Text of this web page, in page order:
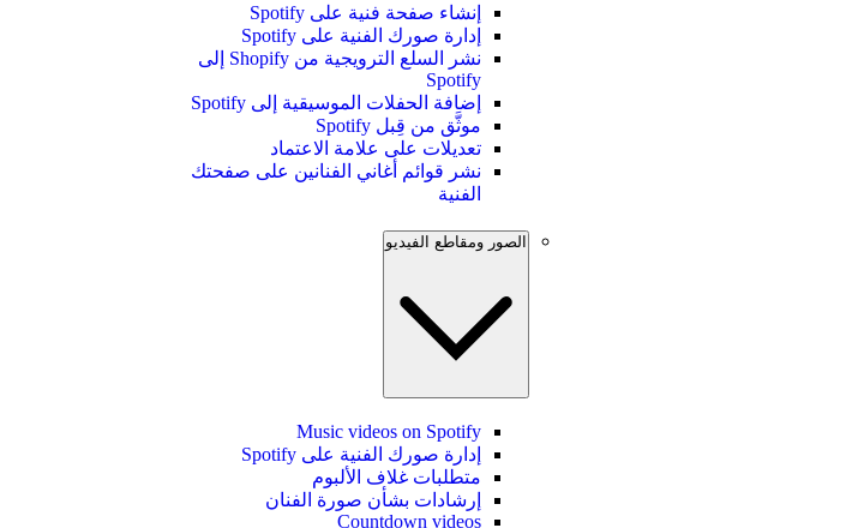
إنشاء صفحة فنية على Spotify
إدارة صورك الفنية على Spotify
نشر السلع الترويجية من Shopify إلى
Spotify
إضافة الحفلات الموسيقية إلى Spotify
موثَّق من قِبل Spotify
تعديلات على علامة الاعتماد
نشر قوائم أغاني الفنانين على صفحتك
الفنية
الصور ومقاطع الفيديو
Music videos on Spotify
إدارة صورك الفنية على Spotify
متطلبات غلاف الألبوم
إرشادات بشأن صورة الفنان
Countdown videos